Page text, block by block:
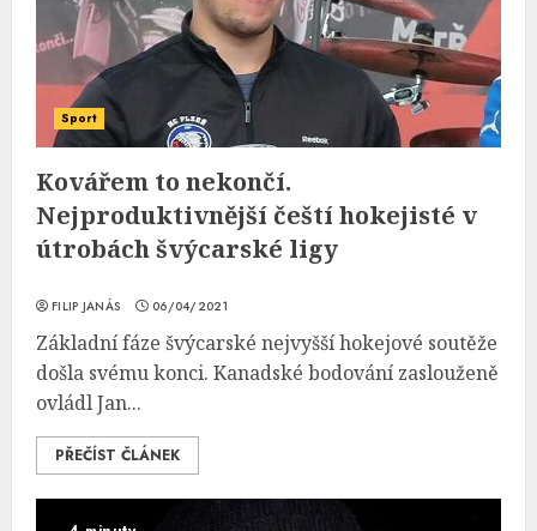
Sport
Kovářem to nekončí.
Nejproduktivnější čeští hokejisté v
útrobách švýcarské ligy
FILIP JANÁS 06/04/2021
Základní fáze švýcarské nejvyšší hokejové soutěže
došla svému konci. Kanadské bodování zaslouženě
ovládl Jan...
PŘEČÍST ČLÁNEK